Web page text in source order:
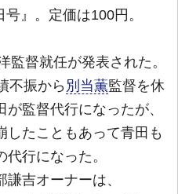
』。定価は100円。
監督就任が発表された。
不振から 別当薫監督を休
監督代行になったが、
したこともあって青田も
代行になった。
吉オーナーは、